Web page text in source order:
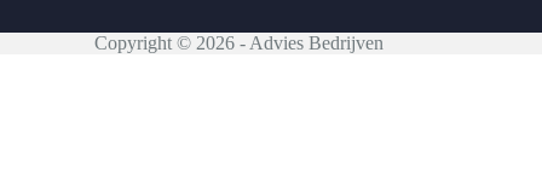
Copyright © 2026 - Advies Bedrijven